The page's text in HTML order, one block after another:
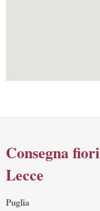
Consegna fiori
Lecce
Puglia